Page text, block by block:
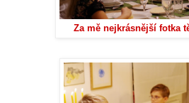
Za mě nejkrásnější fotka